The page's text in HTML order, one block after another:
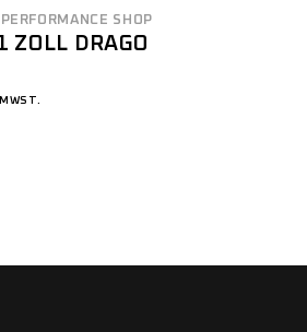
PERFORMANCE SHOP
ZOLL DRAGO